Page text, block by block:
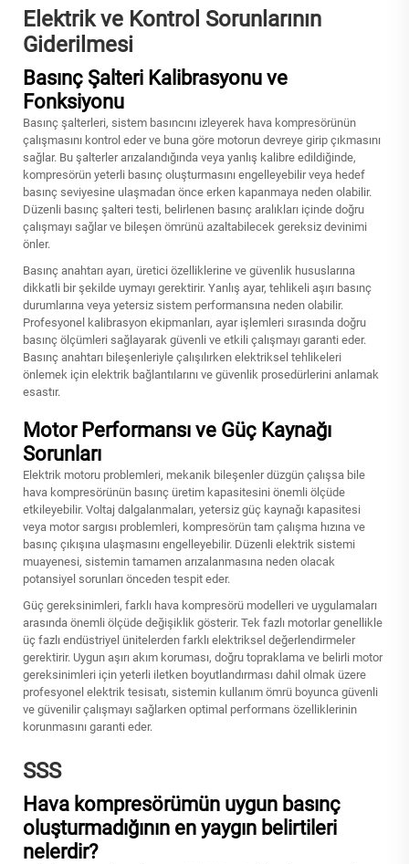
Elektrik ve Kontrol Sorunlarının
Giderilmesi
Basınç Şalteri Kalibrasyonu ve
Fonksiyonu
Basınç şalterleri, sistem basıncını izleyerek hava kompresörünün
çalışmasını kontrol eder ve buna göre motorun devreye girip çıkmasını
sağlar. Bu şalterler arızalandığında veya yanlış kalibre edildiğinde,
kompresörün yeterli basınç oluşturmasını engelleyebilir veya hedef
basınç seviyesine ulaşmadan önce erken kapanmaya neden olabilir.
Düzenli basınç şalteri testi, belirlenen basınç aralıkları içinde doğru
çalışmayı sağlar ve bileşen ömrünü azaltabilecek gereksiz devinimi
önler.
Basınç anahtarı ayarı, üretici özelliklerine ve güvenlik hususlarına
dikkatli bir şekilde uymayı gerektirir. Yanlış ayar, tehlikeli aşırı basınç
durumlarına veya yetersiz sistem performansına neden olabilir.
Profesyonel kalibrasyon ekipmanları, ayar işlemleri sırasında doğru
basınç ölçümleri sağlayarak güvenli ve etkili çalışmayı garanti eder.
Basınç anahtarı bileşenleriyle çalışılırken elektriksel tehlikeleri
önlemek için elektrik bağlantılarını ve güvenlik prosedürlerini anlamak
esastır.
Motor Performansı ve Güç Kaynağı
Sorunları
Elektrik motoru problemleri, mekanik bileşenler düzgün çalışsa bile
hava kompresörünün basınç üretim kapasitesini önemli ölçüde
etkileyebilir. Voltaj dalgalanmaları, yetersiz güç kaynağı kapasitesi
veya motor sargısı problemleri, kompresörün tam çalışma hızına ve
basınç çıkışına ulaşmasını engelleyebilir. Düzenli elektrik sistemi
muayenesi, sistemin tamamen arızalanmasına neden olacak
potansiyel sorunları önceden tespit eder.
Güç gereksinimleri, farklı hava kompresörü modelleri ve uygulamaları
arasında önemli ölçüde değişiklik gösterir. Tek fazlı motorlar genellikle
üç fazlı endüstriyel ünitelerden farklı elektriksel değerlendirmeler
gerektirir. Uygun aşırı akım koruması, doğru topraklama ve belirli motor
gereksinimleri için yeterli iletken boyutlandırması dahil olmak üzere
profesyonel elektrik tesisatı, sistemin kullanım ömrü boyunca güvenli
ve güvenilir çalışmayı sağlarken optimal performans özelliklerinin
korunmasını garanti eder.
SSS
Hava kompresörümün uygun basınç
oluşturmadığının en yaygın belirtileri
nelerdir?